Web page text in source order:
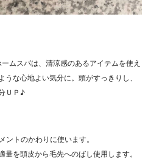
ムスパは、清涼感のあるアイテムを使え
な心地よい気分に。頭がすっきりし、
ＵＰ♪
ントのかわりに使います。
を頭皮から毛先へのばし使用します。